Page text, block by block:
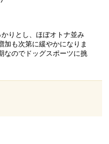
りとし、ほぼオトナ並み
加も次第に緩やかになりま
なのでドッグスポーツに挑